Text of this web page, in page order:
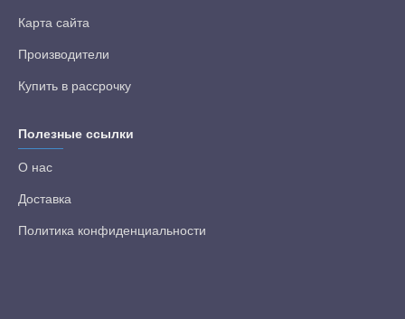
Карта сайта
Производители
Купить в рассрочку
Полезные ссылки
О нас
Доставка
Политика конфиденциальности